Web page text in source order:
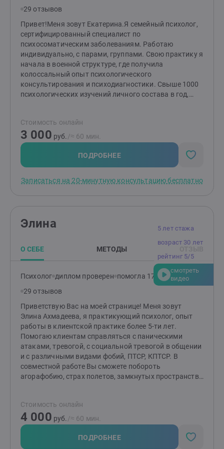
трудностей.
29 отзывов
Привет!Меня зовут Екатерина.Я семейный психолог,
сертифицированный специалист по
психосоматическим заболеваниям. Работаю
индивидуально, с парами, группами. Свою практику я
начала в военной структуре, где получила
колоссальный опыт психологического
консультирования и психодиагностики. Свыше 1000
психологических изучений личного состава в год,
сплочение коллектива и командообразование,
динамическая работа с лицами, испытывающими
трудности в адаптации, и много всего другого.
Однозначно, было интересно!В частной практике я
интегрирую весь полученный опыт и навыки.
тревогу, апатию, усталость, которые хотят изменит
говорить о своих тревогах и переживаниях.Я помогу
выстроить здоровые гармоничные отношения с
окружающими, гармонизировать семейные
отношения, найти ресурсы. В терапии со мной Вы
снова почувствуете вкус жизни, радость отношений,
обретете стабильность и уверенность.Клиенты
отмечают мою отзывчивость, бережность в работе,
эмпатичность. Соблюдаю нормы этического кодекса,
регулярно работаю с супервизором и повышаю свои
профессиональные знания. На сессиях можно
выражаться матерными словами, проявлять все
свои эмоции, говорить открыто и откровенно.
Стоимость онлайн
3 000 руб. /≈ 60 мин.
ПОДРОБНЕЕ
Записаться на 20-минутную консультацию бесплатно
5 лет стажа
возраст 30 лет
рейтинг 5/5
смотреть
видео
Элина
О СЕБЕ МЕТОДЫ
Психолог диплом проверен помогла 171 клиенту
29 отзывов
Приветствую Вас на моей странице! Меня зовут
Элина Ахмадеева, я практикующий психолог, опыт
работы в клиентской практике более 5-ти лет.
Помогаю клиентам справляться с паническими
атаками, тревогой, с социальной тревогой в общении
и с различными видами фобий, ПТСР, КПТСР. В
совместной работе Вы сможете побороть
агорафобию, страх полетов, замкнутых пространств,
сколько примеров с чем можно ко мне обратиться. С
помощью нашей совместной работы мои клиенты
возвращаются к привычной жизни без тревог и
фобий. Могут более уверенно и расслаблено
налаживать собственную жизнь к лучшему. Могу
Стоимость онлайн
4 000 руб. /≈ 60 мин.
ПОДРОБНЕЕ